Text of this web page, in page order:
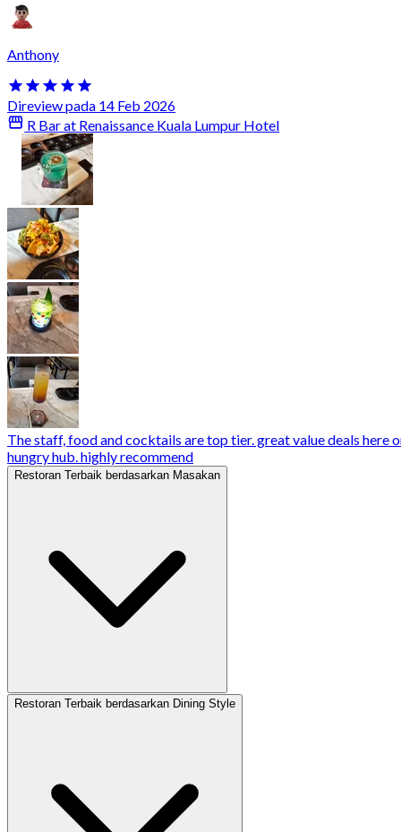
Anthony
Direview pada 14 Feb 2026
R Bar at Renaissance Kuala Lumpur Hotel
The staff, food and cocktails are top tier. great value deals here
hungry hub. highly recommend
Restoran Terbaik berdasarkan Masakan
Restoran Terbaik berdasarkan Dining Style